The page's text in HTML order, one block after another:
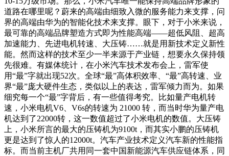
道路在哪里呢？蔚来的高端由细致入微的服务能力来支撑，问
界的高端由华为的智能化技术来支撑。眼下，对于小米来说，
最可靠的高端品牌塑造方式即为性能高端——超低风阻、超高
加速能力、先进电机转速、大压铸……就是用新技术定义新性
能。然而这样的技术至少一半来源于产业链，想要永久保持领
先很难。有媒体统计，在小米汽车技术发布会上，雷军使
用“最”字就出现52次。全球“最”高体积效率、“最”高转速、业
界“最”庞大硬件生态，类似以上的表达，雷军倾力而为。如果
细究每一个“最”字背后，有一些值得考究。比如量产电机转
速，小米电机V6、V6s的转速为 21000 转，而当时华为量产电
机达到了22000转，这一数值超过了小米电机的数值。大压铸
上，小米所言的最大的压铸机为9100t，而其实小鹏的压铸机
更是达到了惊人的12000t。汽车产业技术定义汽车新的性能指
标。而当前主机厂共用同一套中国新能源汽车供应链体系，同